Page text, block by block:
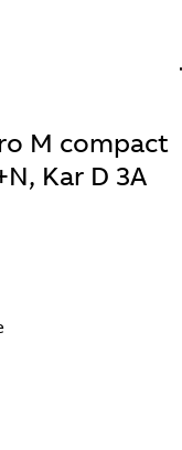
M compact
Kar D 3A